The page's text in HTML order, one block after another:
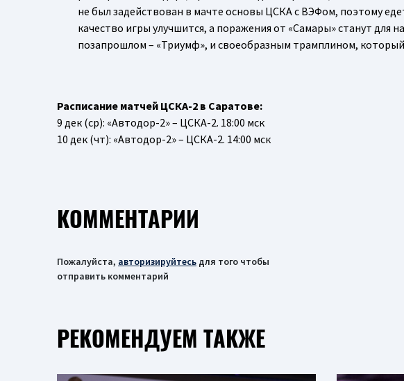
не был задействован в мачте основы ЦСКА с ВЭФом, поэтому
качество игры улучшится, а поражения от «Самары» станут для
позапрошлом – «Триумф», и своеобразным трамплином,
Расписание матчей ЦСКА-2 в Саратове:
9 дек (ср): «Автодор-2» – ЦСКА-2. 18:00 мск
10 дек (чт): «Автодор-2» – ЦСКА-2. 14:00 мск
КОММЕНТАРИИ
Пожалуйста, авторизируйтесь для того чтобы
отправить комментарий
РЕКОМЕНДУЕМ ТАКЖЕ